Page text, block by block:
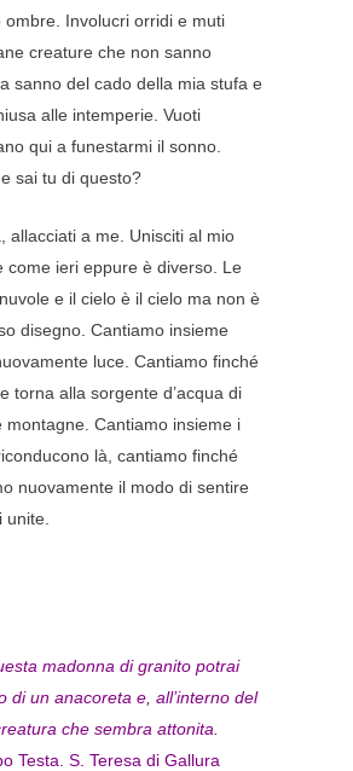
ombre. Involucri orridi e muti
creature che non sanno
sanno del cado della mia stufa e
alle intemperie. Vuoti
qui a funestarmi il sonno.
sai tu di questo?
allacciati a me. Unisciti al mio
come ieri eppure è diverso. Le
e il cielo è il cielo ma non è
disegno. Cantiamo insieme
luce. Cantiamo finché
torna alla sorgente d’acqua di
montagne. Cantiamo insieme i
là, cantiamo finché
nuovamente il modo di sentire
unite.
madonna di granito potrai
di un anacoreta e, all’interno del
che sembra attonita.
Testa. S. Teresa di Gallura